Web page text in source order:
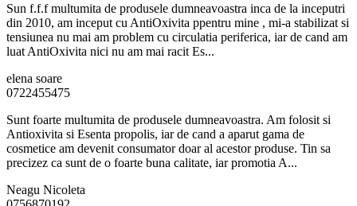
Sun f.f.f multumita de produsele dumneavoastra inca de la inceputri
din 2010, am inceput cu AntiOxivita ppentru mine , mi-a stabilizat si
tensiunea nu mai am problem cu circulatia periferica, iar de cand am
luat AntiOxivita nici nu am mai racit Es...
elena soare
0722455475
Sunt foarte multumita de produsele dumneavoastra. Am folosit si
Antioxivita si Esenta propolis, iar de cand a aparut gama de
cosmetice am devenit consumator doar al acestor produse. Tin sa
precizez ca sunt de o foarte buna calitate, iar promotia A...
Neagu Nicoleta